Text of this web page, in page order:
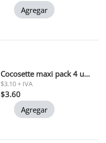
Agregar
Cocosette maxi pack 4 und 50 gr c/u
$3.10 + IVA
$3.60
Agregar